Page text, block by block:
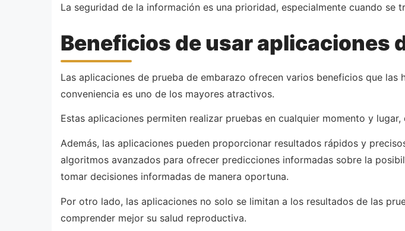
La seguridad de la información es una prioridad, especialmente cuando se
Beneficios de usar aplicaciones
Las aplicaciones de prueba de embarazo ofrecen varios beneficios que
conveniencia es uno de los mayores atractivos.
Estas aplicaciones permiten realizar pruebas en cualquier momento y
Además, las aplicaciones pueden proporcionar resultados rápidos y
algoritmos avanzados para ofrecer predicciones informadas sobre la
tomar decisiones informadas de manera oportuna.
Por otro lado, las aplicaciones no solo se limitan a los resultados de las
comprender mejor su salud reproductiva.